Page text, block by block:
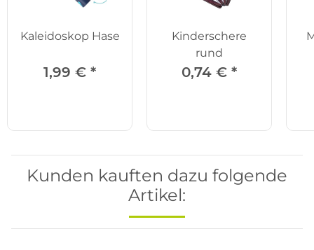
Kaleidoskop Hase
1,99 € *
Kinderschere
rund
0,74 € *
Kunden kauften dazu folgende
Artikel: